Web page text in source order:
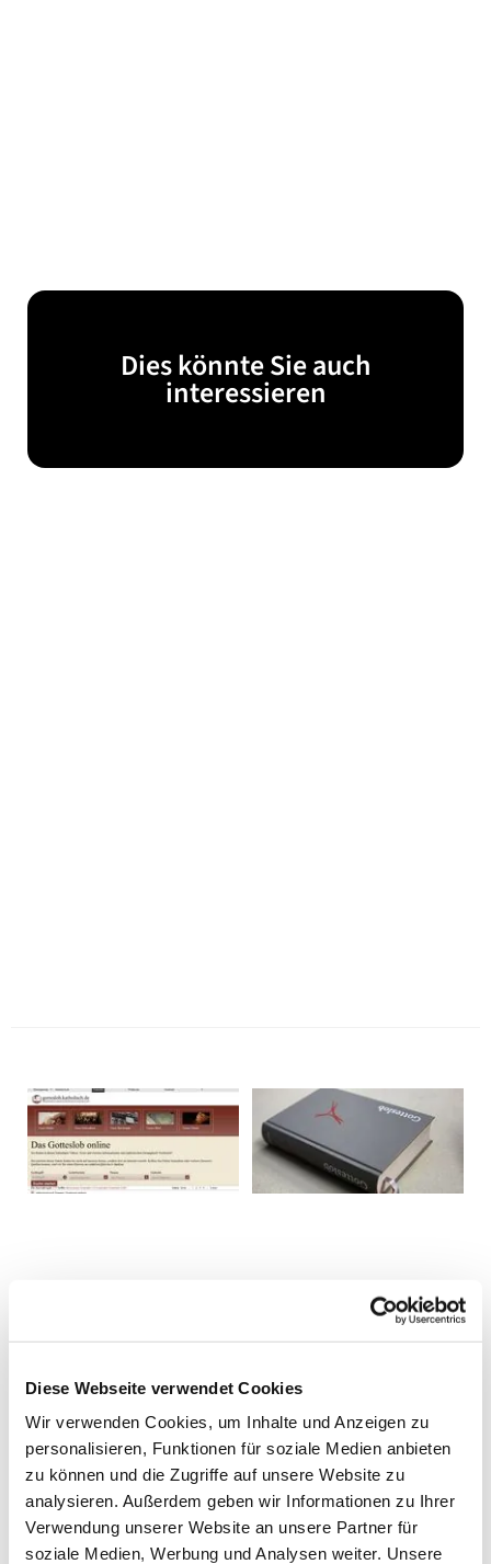
Diese Webseite verwendet Cookies
Wir verwenden Cookies, um Inhalte und Anzeigen zu
personalisieren, Funktionen für soziale Medien anbieten
zu können und die Zugriffe auf unsere Website zu
analysieren. Außerdem geben wir Informationen zu Ihrer
Verwendung unserer Website an unsere Partner für
soziale Medien, Werbung und Analysen weiter. Unsere
Dies könnte Sie auch
interessieren